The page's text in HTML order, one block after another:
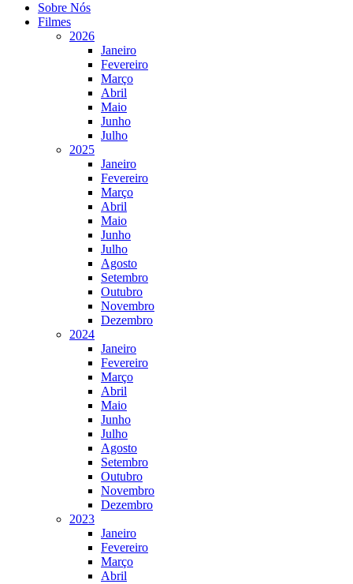
Sobre Nós
Filmes
2026
Janeiro
Fevereiro
Março
Abril
Maio
Junho
Julho
2025
Janeiro
Fevereiro
Março
Abril
Maio
Junho
Julho
Agosto
Setembro
Outubro
Novembro
Dezembro
2024
Janeiro
Fevereiro
Março
Abril
Maio
Junho
Julho
Agosto
Setembro
Outubro
Novembro
Dezembro
2023
Janeiro
Fevereiro
Março
Abril